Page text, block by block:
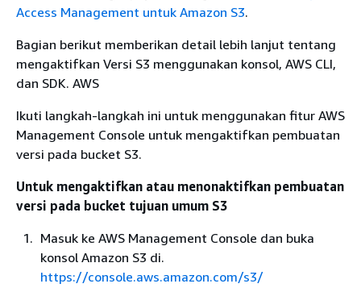
Access Management untuk Amazon S3.
Bagian berikut memberikan detail lebih lanjut tentang
mengaktifkan Versi S3 menggunakan konsol, AWS CLI,
dan SDK. AWS
Ikuti langkah-langkah ini untuk menggunakan fitur AWS
Management Console untuk mengaktifkan pembuatan
versi pada bucket S3.
Untuk mengaktifkan atau menonaktifkan pembuatan
versi pada bucket tujuan umum S3
Masuk ke AWS Management Console dan buka
konsol Amazon S3 di.
https://console.aws.amazon.com/s3/